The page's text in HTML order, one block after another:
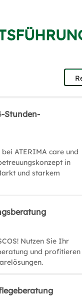
Stunden-
ATERIMA care und
in
und starkem
Nutzen Sie Ihr
und profitieren